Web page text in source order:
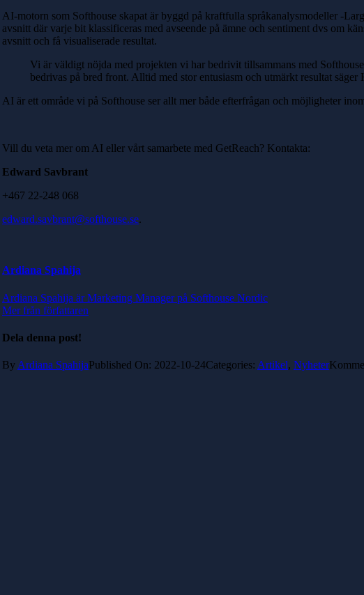
AI-motorn som Softhouse skapat är byggd på kraftfulla språkanalysmodeller -
avsnitt där varje bit klassificeras med avseende på ämne och sentiment dvs om
avsnitt och få visualiserade resultat.
Vi är väldigt nöjda med projekten vi har bedrivit tillsammans med
bedrivas på bred front. Alltid med stor entusiasm och utmärkt resultat
AI är ett område vi på Softhouse ser allt mer både efterfrågan och möjligheter
Vill du veta mer om AI eller vårt samarbete med GetReach? Kontakta:
Edward Savbrant
+467 22-248 068
edward.savbrant@softhouse.se.
Ardiana Spahija
Ardiana Spahija är Marketing Manager på Softhouse Nordic
Mer från författaren
Dela denna post!
By Ardiana SpahijaPublished On: 2022-10-24Categories: Artikel, Nyheter